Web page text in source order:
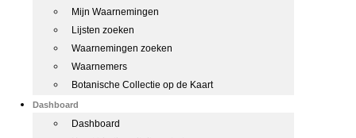
Mijn Waarnemingen
Lijsten zoeken
Waarnemingen zoeken
Waarnemers
Botanische Collectie op de Kaart
Dashboard
Dashboard